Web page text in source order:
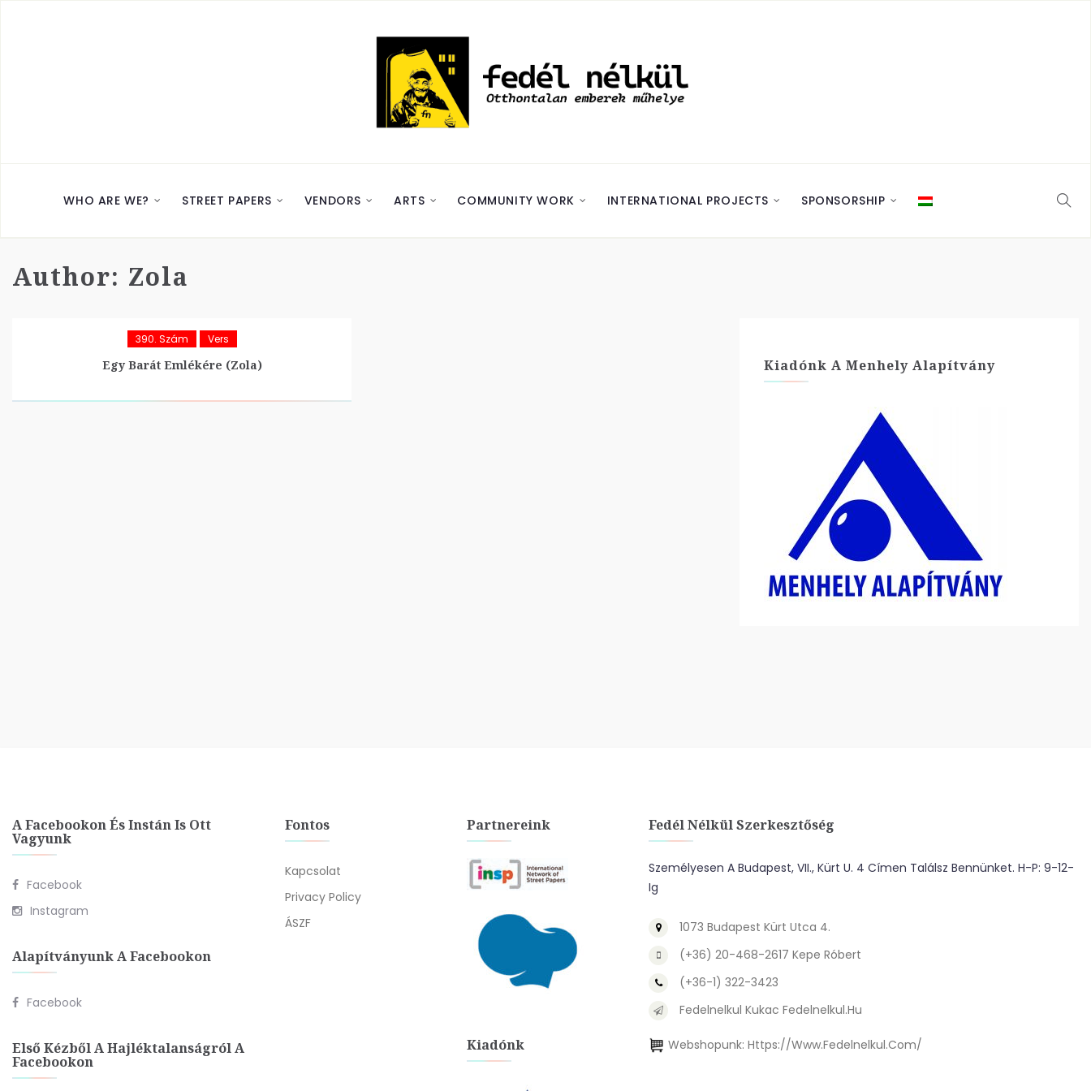
WHO ARE WE? STREET PAPERS VENDORS ARTS COMMUNITY WORK INTERNATIONAL PROJECTS SPONSORSHIP
Author: Zola
390. Szám Vers
Egy Barát Emlékére (Zola) Kiadónk A Menhely Alapítvány
A Facebookon És Instán Is Ott
Vagyunk
Facebook
Instagram
Alapítványunk A Facebookon
Facebook
Első Kézből A Hajléktalanságról A
Facebookon
Fontos
Kapcsolat
Privacy Policy
ÁSZF
Partnereink
Kiadónk
Fedél Nélkül Szerkesztőség
Személyesen A Budapest, VII., Kürt U. 4 Címen Találsz Bennünket. H-P: 9-12-
Ig
1073 Budapest Kürt Utca 4.
(+36) 20-468-2617 Kepe Róbert
(+36-1) 322-3423
Fedelnelkul Kukac Fedelnelkul.hu
Webshopunk: Https://www.fedelnelkul.com/